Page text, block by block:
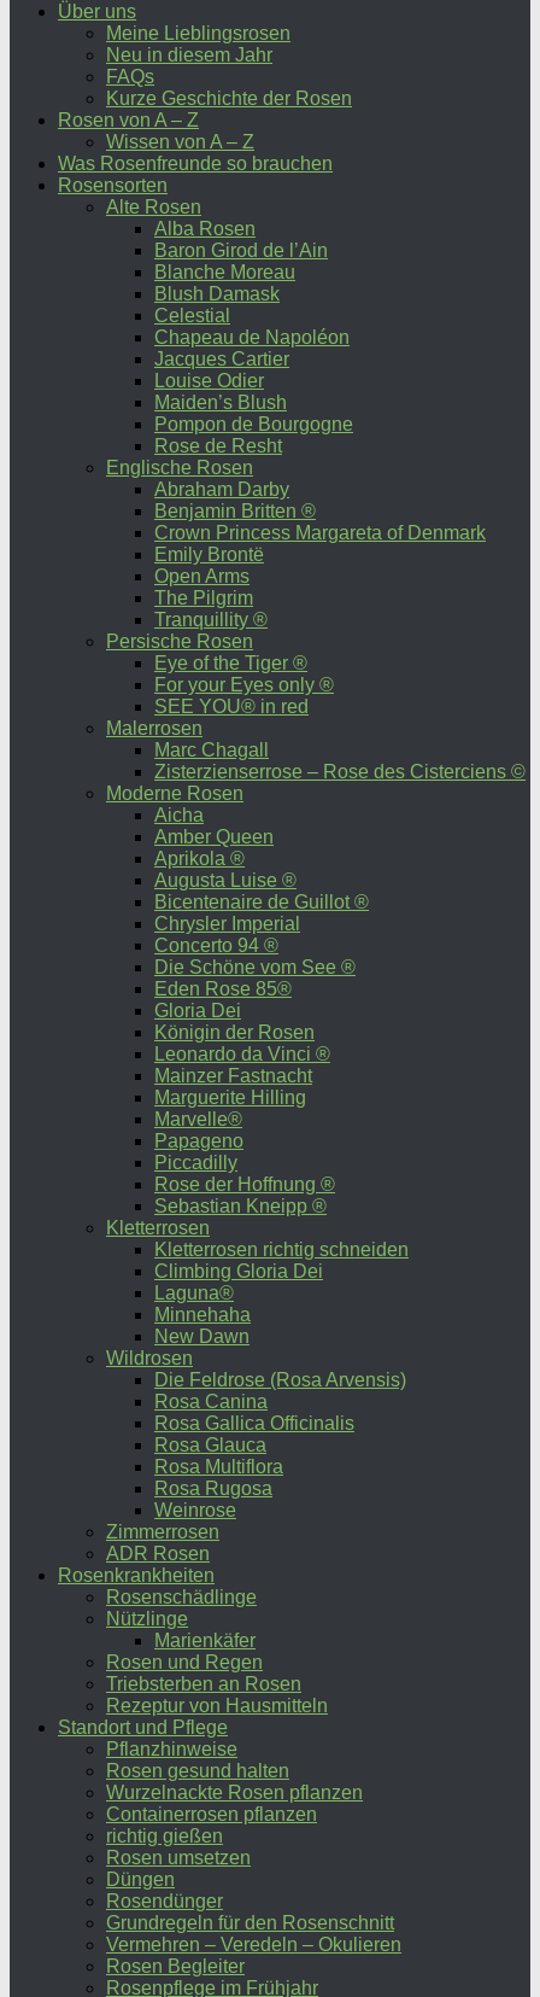
Über uns
Meine Lieblingsrosen
Neu in diesem Jahr
FAQs
Kurze Geschichte der Rosen
Rosen von A – Z
Wissen von A – Z
Was Rosenfreunde so brauchen
Rosensorten
Alte Rosen
Alba Rosen
Baron Girod de l’Ain
Blanche Moreau
Blush Damask
Celestial
Chapeau de Napoléon
Jacques Cartier
Louise Odier
Maiden’s Blush
Pompon de Bourgogne
Rose de Resht
Englische Rosen
Abraham Darby
Benjamin Britten ®
Crown Princess Margareta of Denmark
Emily Brontë
Open Arms
The Pilgrim
Tranquillity ®
Persische Rosen
Eye of the Tiger ®
For your Eyes only ®
SEE YOU® in red
Malerrosen
Marc Chagall
Zisterzienserrose – Rose des Cisterciens ©
Moderne Rosen
Aicha
Amber Queen
Aprikola ®
Augusta Luise ®
Bicentenaire de Guillot ®
Chrysler Imperial
Concerto 94 ®
Die Schöne vom See ®
Eden Rose 85®
Gloria Dei
Königin der Rosen
Leonardo da Vinci ®
Mainzer Fastnacht
Marguerite Hilling
Marvelle®
Papageno
Piccadilly
Rose der Hoffnung ®
Sebastian Kneipp ®
Kletterrosen
Kletterrosen richtig schneiden
Climbing Gloria Dei
Laguna®
Minnehaha
New Dawn
Wildrosen
Die Feldrose (Rosa Arvensis)
Rosa Canina
Rosa Gallica Officinalis
Rosa Glauca
Rosa Multiflora
Rosa Rugosa
Weinrose
Zimmerrosen
ADR Rosen
Rosenkrankheiten
Rosenschädlinge
Nützlinge
Marienkäfer
Rosen und Regen
Triebsterben an Rosen
Rezeptur von Hausmitteln
Standort und Pflege
Pflanzhinweise
Rosen gesund halten
Wurzelnackte Rosen pflanzen
Containerrosen pflanzen
richtig gießen
Rosen umsetzen
Düngen
Rosendünger
Grundregeln für den Rosenschnitt
Vermehren – Veredeln – Okulieren
Rosen Begleiter
Rosenpflege im Frühjahr